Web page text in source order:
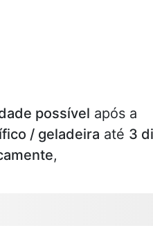
possível após a
/ geladeira até 3
,